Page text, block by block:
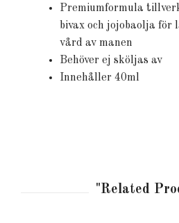
Premiumformula
bivax och jojobaolja för
vård av manen
Behöver ej sköljas av
Innehåller 40ml